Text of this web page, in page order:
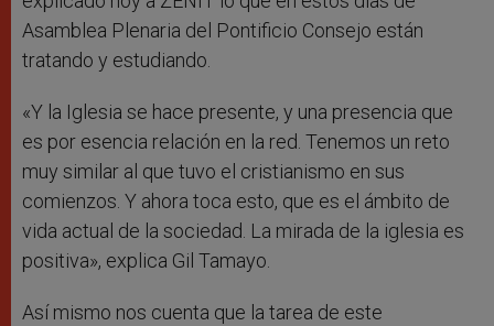
Asamblea Plenaria del Pontificio Consejo están
tratando y estudiando.
«Y la Iglesia se hace presente, y una presencia que
es por esencia relación en la red. Tenemos un reto
muy similar al que tuvo el cristianismo en sus
comienzos. Y ahora toca esto, que es el ámbito de
vida actual de la sociedad. La mirada de la iglesia es
positiva», explica Gil Tamayo.
Así mismo nos cuenta que la tarea de este